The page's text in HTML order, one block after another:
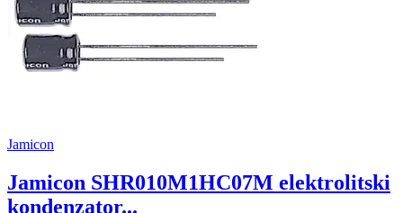
Jamicon
Jamicon SHR010M1HC07M elektrolitski
kondenzator...